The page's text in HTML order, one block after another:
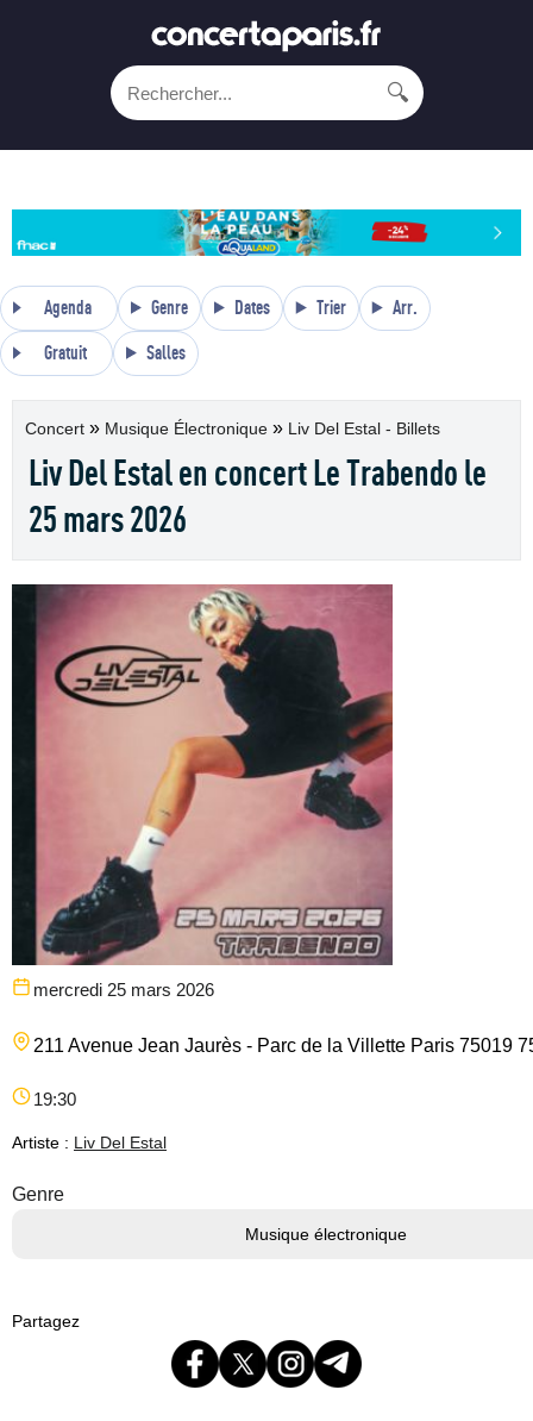
🔍
Agenda Genre Dates Trier Arr.
Gratuit Salles
Concert » Musique Électronique » Liv Del Estal - Billets
Liv Del Estal en concert Le Trabendo le
25 mars 2026
mercredi 25 mars 2026
211 Avenue Jean Jaurès - Parc de la Villette Paris 75019
19:30
Artiste : Liv Del Estal
Genre
Musique électronique
Partagez